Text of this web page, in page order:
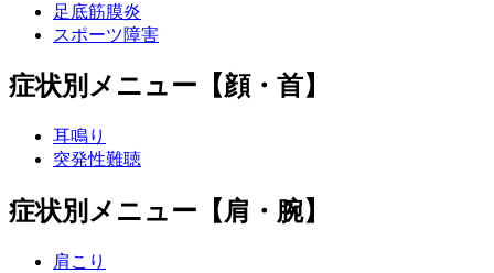
足底筋膜炎
スポーツ障害
症状別メニュー【顔・首】
耳鳴り
突発性難聴
症状別メニュー【肩・腕】
肩こり